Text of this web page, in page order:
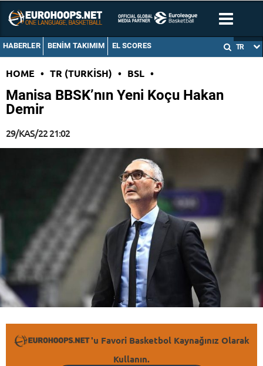
HABERLER BENIM TAKIMIM EL SCORES TR
HOME • TR (TURKISH) • BSL •
Manisa BBSK’nın Yeni Koçu Hakan
Demir
29/KAS/22 21:02
'u Favori Basketbol Kaynağınız Olarak
Kullanın.